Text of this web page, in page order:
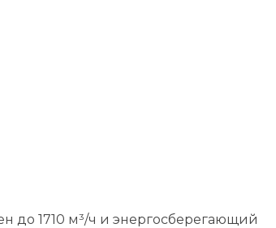
до 1710 м³/ч и энергосберегающий